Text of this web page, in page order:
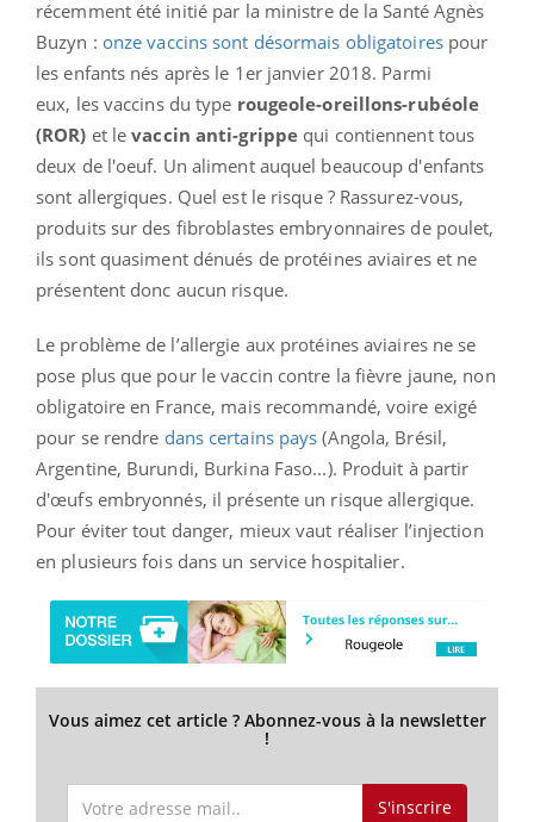
récemment été initié par la ministre de la Santé Agnès
Buzyn : onze vaccins sont désormais obligatoirespour
les enfants nés après le 1er janvier 2018. Parmi
eux, les vaccins du type rougeole-oreillons-rubéole
(ROR) et levaccin anti-grippe qui contiennent tous
deux de l'oeuf. Un aliment auquel beaucoup d'enfants
sont allergiques. Quel est le risque ? Rassurez-vous,
produits sur des fibroblastes embryonnaires de poulet,
ils sont quasiment dénués de protéines aviaires et ne
présentent donc aucun risque.
Le problème de l’allergie aux protéines aviaires ne se
pose plus que pour le vaccin contre la fièvre jaune, non
obligatoire en France, mais recommandé, voire exigé
pour se rendre dans certains pays (Angola, Brésil,
Argentine, Burundi, Burkina Faso...). Produit à partir
d'œufs embryonnés, il présente un risque allergique.
Pour éviter tout danger, mieux vaut réaliser l’injection
en plusieurs fois dans un service hospitalier.
Vous aimez cet article ? Abonnez-vous à la newsletter
!
S'inscrire